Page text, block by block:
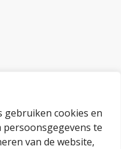
gebruiken cookies en
te
van de website,